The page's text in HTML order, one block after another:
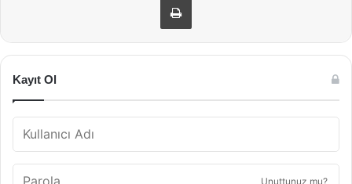
Kayıt Ol
Unuttunuz mu?